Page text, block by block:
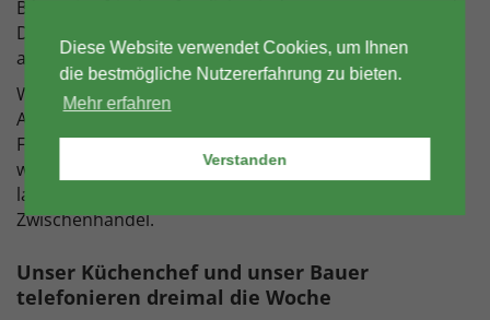
Diese Website verwendet Cookies, um Ihnen
die bestmögliche Nutzererfahrung zu bieten.
Mehr erfahren
Verstanden
Béarnaise frisch auf. Beliebt sind unsere Suppen- und
Dessert-Kreationen, wo wir immer wieder neue Dinge
ausprobieren.
Wir leben einekonsequent saisonale und regionale
Ausrichtung. Erdbeeren im Dezember gibt's nicht im
Fini-Resort. Wir verarbeiten das, was gerade draußen
wächst. Frisch vom Feld direkt in die Küche, ohne
langen Transport, Lagerung, Verpackung oder
Zwischenhandel.
Unser Küchenchef und unser Bauer
telefonieren dreimal die Woche